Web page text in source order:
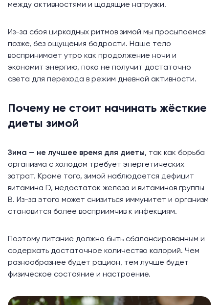
между активностями и щадящие нагрузки.
Из-за сбоя циркадных ритмов зимой мы просыпаемся
позже, без ощущения бодрости. Наше тело
воспринимает утро как продолжение ночи и
экономит энергию, пока не получит достаточно
света для перехода в режим дневной активности.
Почему не стоит начинать жёсткие
диеты зимой
Зима — не лучшее время для диеты, так как борьба
организма с холодом требует энергетических
затрат. Кроме того, зимой наблюдается дефицит
витамина D, недостаток железа и витаминов группы
В. Из-за этого может снизиться иммунитет и организм
становится более восприимчив к инфекциям.
Поэтому питание должно быть сбалансированным и
содержать достаточное количество калорий. Чем
разнообразнее будет рацион, тем лучше будет
физическое состояние и настроение.